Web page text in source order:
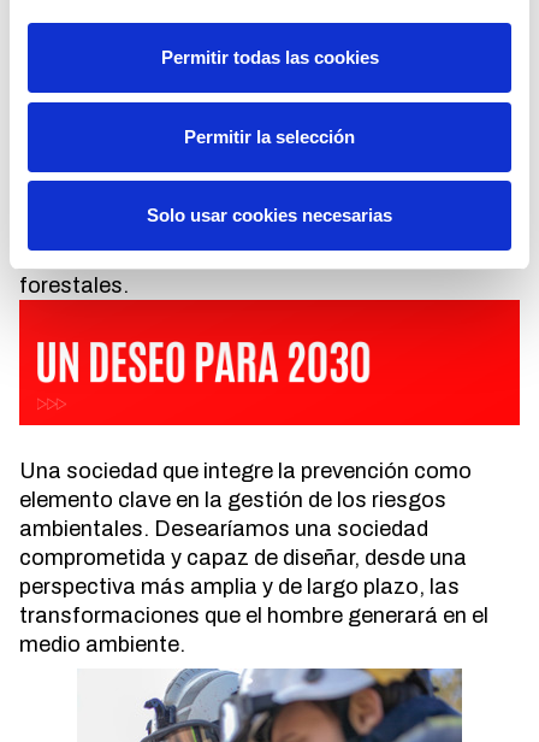
Permitir todas las cookies
Permitir la selección
Solo usar cookies necesarias
Nos apasionan los bosques y todo lo que en ellos
mejorar el conocimiento y la protección de
espacios vulnerables frente a los incendios
forestales.
Una sociedad que integre la prevención como
elemento clave en la gestión de los riesgos
ambientales. Desearíamos una sociedad
comprometida y capaz de diseñar, desde una
perspectiva más amplia y de largo plazo, las
transformaciones que el hombre generará en el
medio ambiente.